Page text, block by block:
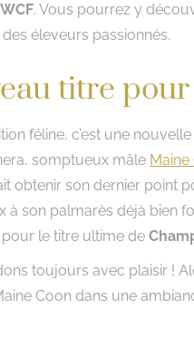
WCF. Vous pourrez y
éleveurs passionnés.
titre
féline, c’est une
somptueux mâle
obtenir son dernier point
à son palmarès déjà bien
le titre ultime de
toujours avec plaisir !
Coon dans une